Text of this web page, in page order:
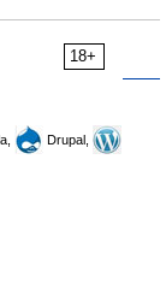
18+
Drupal,